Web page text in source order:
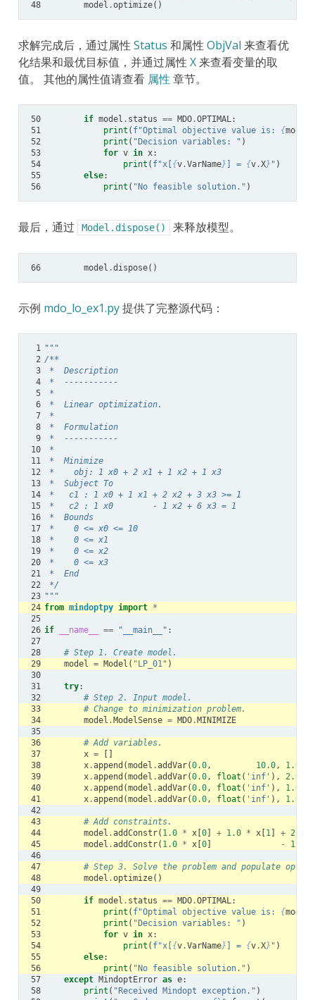
48
model .optimize()
求解完成后，通过属性 Status 和属性 ObjVal 来查看优
化结果和最优目标值，并通过属性 X来查看变量的取
值。 其他的属性值请查看 属性 章节。
50 if model . status == MDO.OPTIMAL:
51
print ( f"Optimal objective value is: {model
52
print ( "Decision variables: " )
53
for v in x:
54
print ( f"x[ {v.VarName} ] = {v.X} " )
55
else:
56
print ( "No feasible solution." )
最后，通过 Model.dispose() 来释放模型。
66 model .dispose()
示例 mdo_lo_ex1.py提供了完整源代码：
1 """
2 /**
3
*  Description
4
*  -----------
5
*
6
*  Linear optimization.
7
*
8
*  Formulation
9
*  -----------
10
*
11
*  Minimize
12
*    obj: 1 x0 + 2 x1 + 1 x2 + 1 x3
13
*  Subject To
14
*   c1 : 1 x0 + 1 x1 + 2 x2 + 3 x3 >= 1
15
*   c2 : 1 x0        - 1 x2 + 6 x3 = 1
16
*  Bounds
17
*    0 <= x0 <= 10
18
*    0 <= x1
19
*    0 <= x2
20
*    0 <= x3
21
*  End
22
*/
23 """
24 from mindoptpy import *
25
26 if __name__ == "__main__" :
27
28
# Step 1. Create model.
29
model = Model ( "LP_01" )
30
31
try:
32
# Step 2. Input model.
33
# Change to minimization problem.
34
model . ModelSense = MDO. MINIMIZE
35
36
# Add variables.
37
x =
38
x.append (model .addVar(0.0, 10.0, 1.0
39
x.append (model .addVar(0.0, float ( 'inf' ), 2.0
40
x.append (model .addVar(0.0, float ( 'inf' ), 1.0
41
x.append (model .addVar(0.0, float ( 'inf' ), 1.0
42
43
# Add constraints.
44
model .addConstr( 1.0 * x[ 0] + 1.0 * x[ 1] + 2.0
45
model .addConstr( 1.0 * x[ 0] - 1.0
46
47
# Step 3. Solve the problem and populate
48
model .optimize()
49
50
if model . status == MDO.OPTIMAL:
51
print ( f"Optimal objective value is: {model
52
print ( "Decision variables: " )
53
for v in x:
54
print ( f"x[ {v.VarName} ] = {v.X} " )
55
else:
56
print ( "No feasible solution." )
57
except MindoptError as e:
58
print ( "Received Mindopt exception." )